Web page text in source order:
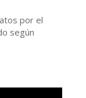
por el
según